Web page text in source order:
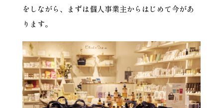
をしながら、まずは個人事業主からはじめて今があ
ります。